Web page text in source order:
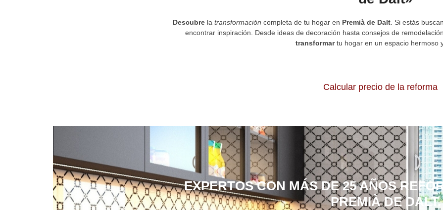
Descubrela transformación completa de tu hogar en Premià de Dalt. Si estás
encontrar inspiración. Desde ideas de decoración hasta consejos de
transformartu hogar en un espacio hermoso
Calcular precio de la reforma
EXPERTOS CON MÁS DE 25 AÑOS
PREMIÀ DE DALT.